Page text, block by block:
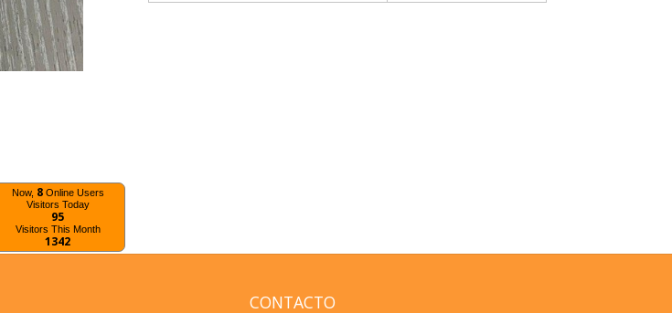
Now, 8Online Users
Visitors Today
95
Visitors This Month
1342
CONTACTO